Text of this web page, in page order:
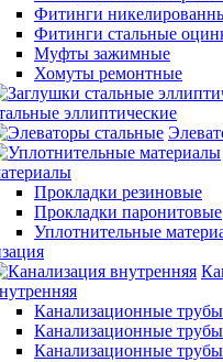
Фитинги
Фитинги стальные
Муфты зажимные
Хомуты ремонтные
эллиптические
Прокладки резиновые
Прокладки паронитовые
Уплотнительные
Канализационные
Канализационные
Канализационные